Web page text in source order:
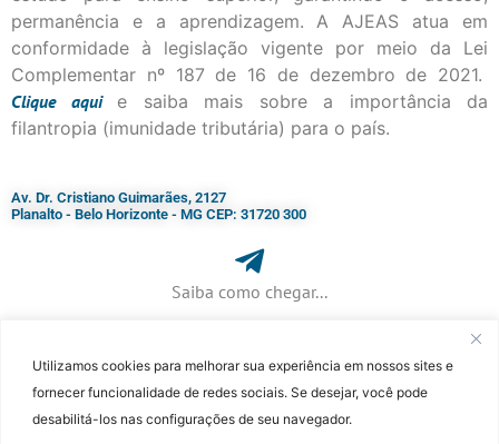
Utilizamos cookies para melhorar sua experiência em nossos sites e
fornecer funcionalidade de redes sociais. Se desejar, você pode
desabilitá-los nas configurações de seu navegador.
permanência e a aprendizagem. A AJEAS atua em
conformidade à legislação vigente por meio da Lei
Complementar nº 187 de 16 de dezembro de 2021.
Cliqueaqui
e saiba mais sobre a importância da
filantropia (imunidade tributária) para o país.
Av. Dr. Cristiano Guimarães, 2127
Planalto - Belo Horizonte - MG CEP: 31720 300
Saiba como chegar...
+ 55 (31) 3115-7000​